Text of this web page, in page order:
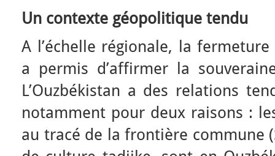
Un contexte géopolitique tendu
A l’échelle régionale, la
a permis d’affirmer la
L’Ouzbékistan a des relations
notamment pour deux raisons :
au tracé de la frontière commune